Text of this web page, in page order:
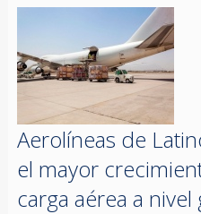
Aerolíneas de
el mayor
carga aérea a